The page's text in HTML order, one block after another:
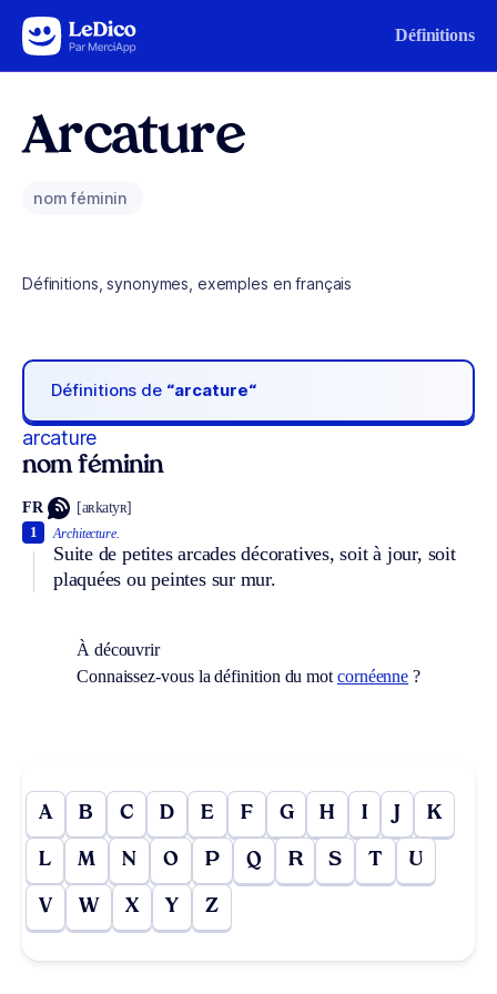
Aller au contenu Définitions
Arcature
nom féminin
Définitions, synonymes, exemples en français
Définitions de “arcature“
arcature
nom féminin
FR [aʀkatyʀ]
Architecture.
Suite de petites arcades décoratives, soit à jour, soit
plaquées ou peintes sur mur.
1
À découvrir
Connaissez-vous la définition du mot cornéenne ?
A B C D E F G H I J K
L M N O P Q R S T U
V W X Y Z